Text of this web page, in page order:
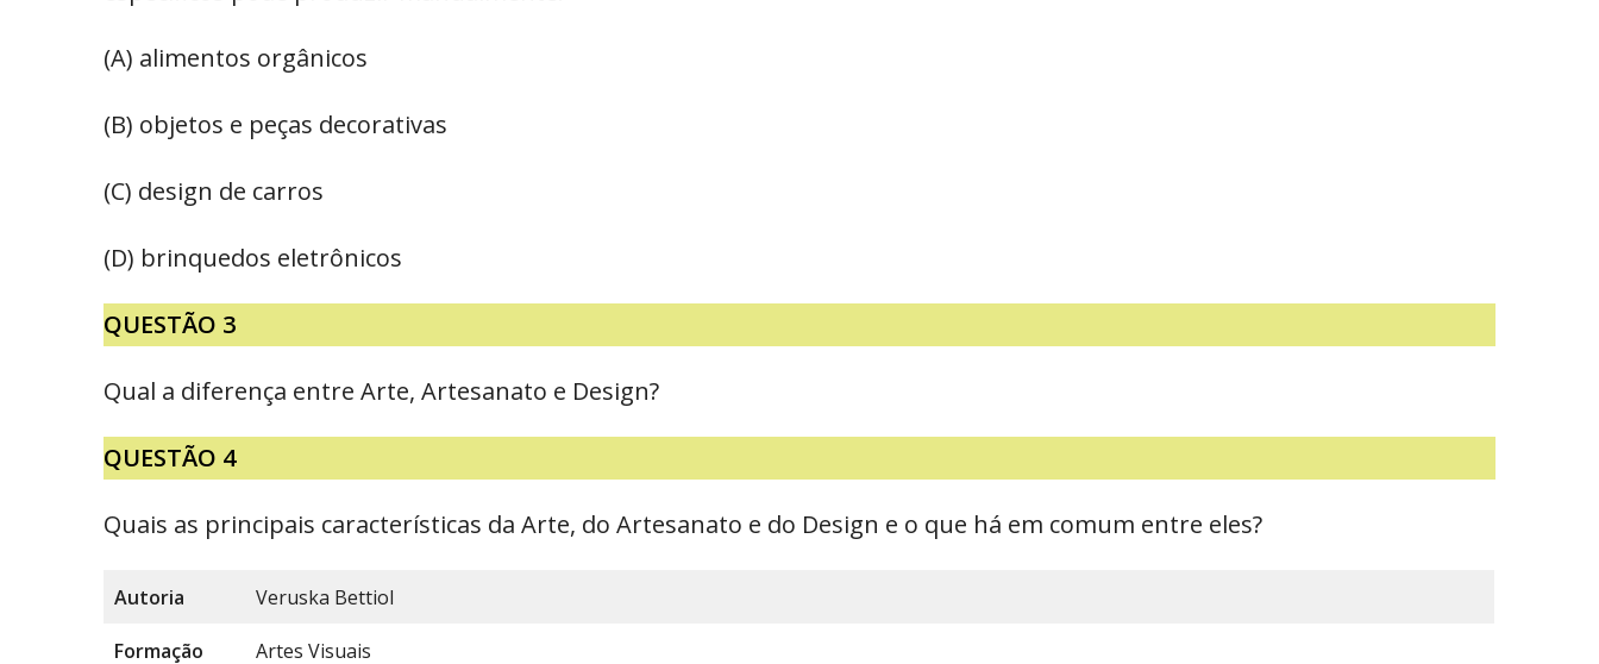
(A) alimentos orgânicos
(B) objetos e peças decorativas
(C) design de carros
(D) brinquedos eletrônicos
QUESTÃO 3
Qual a diferença entre Arte, Artesanato e Design?
QUESTÃO 4
Quais as principais características da Arte, do Artesanato e do Design e o que há em comum entre eles?
Autoria Veruska Bettiol
Formação Artes Visuais